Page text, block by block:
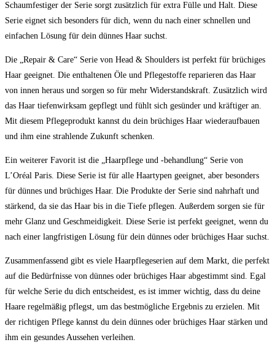
Schaumfestiger der Serie sorgt zusätzlich für extra Fülle und Halt. Diese
Serie eignet sich besonders für dich, wenn du nach einer schnellen und
einfachen Lösung für dein dünnes Haar suchst.
Die „Repair & Care“ Serie von Head & Shoulders ist perfekt für brüchiges
Haar geeignet. Die enthaltenen Öle und Pflegestoffe reparieren das Haar
von innen heraus und sorgen so für mehr Widerstandskraft. Zusätzlich wird
das Haar tiefenwirksam gepflegt und fühlt sich gesünder und kräftiger an.
Mit diesem Pflegeprodukt kannst du dein brüchiges Haar wiederaufbauen
und ihm eine strahlende Zukunft schenken.
Ein weiterer Favorit ist die „Haarpflege und -behandlung“ Serie von
L’Oréal Paris. Diese Serie ist für alle Haartypen geeignet, aber besonders
für dünnes und brüchiges Haar. Die Produkte der Serie sind nahrhaft und
stärkend, da sie das Haar bis in die Tiefe pflegen. Außerdem sorgen sie für
mehr Glanz und Geschmeidigkeit. Diese Serie ist perfekt geeignet, wenn du
nach einer langfristigen Lösung für dein dünnes oder brüchiges Haar suchst.
Zusammenfassend gibt es viele Haarpflegeserien auf dem Markt, die perfekt
auf die Bedürfnisse von dünnes oder brüchiges Haar abgestimmt sind. Egal
für welche Serie du dich entscheidest, es ist immer wichtig, dass du deine
Haare regelmäßig pflegst, um das bestmögliche Ergebnis zu erzielen. Mit
der richtigen Pflege kannst du dein dünnes oder brüchiges Haar stärken und
ihm ein gesundes Aussehen verleihen.